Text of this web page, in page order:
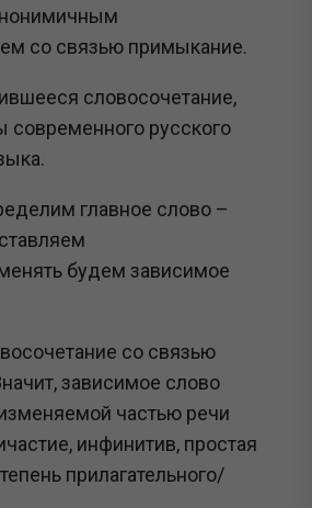
со связью примыкание.
словосочетание,
русского
главное слово –
будем зависимое
со связью
зависимое слово
частью речи
инфинитив, простая
прилагательного/